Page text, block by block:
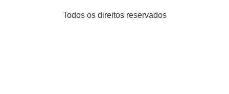
Todos os direitos reservados